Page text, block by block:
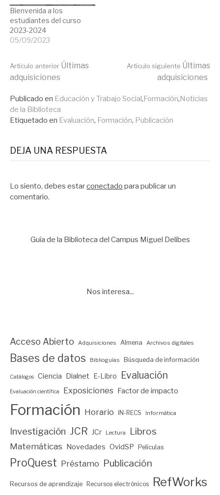
Bienvenida a los
estudiantes del curso
2023-2024
05/09/2023
Seguir
leyendo
Artículo anterior Últimas
adquisiciones
Artículo siguiente Últimas
adquisiciones
Publicado en Educación y Trabajo Social , Formación, Noticias
de la Biblioteca
Etiquetado en Evaluación, Formación, Publicación
DEJA UNA RESPUESTA
Lo siento, debes estarconectado para publicar un
comentario.
Guía de la Biblioteca del Campus Miguel Delibes
Nos interesa...
Acceso Abierto Adquisiciones Almena Archivos digitales
Bases de datos Biblioguías Búsqueda de información
Catálogos Ciencia Dialnet E-Libro Evaluación
Evaluación científica Exposiciones Factor de impacto
Formación Horario IN-RECS Informática
Investigación JCR JCr Lectura Libros
Matemáticas Novedades OvidSP Películas
ProQuest Préstamo Publicación
Recursos de aprendizaje Recursos electrónicos RefWorks